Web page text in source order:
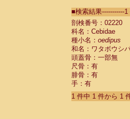
Cebidae
Cebidae
Cebidae
Cebidae
Cebidae
Cebidae
Cebidae
Cebidae
Cebidae
Cebidae
■検索結果-----------
剖検番号：02220
科名：Cebidae
種小名： oedipus
和名：ワタボウシ
頭蓋骨：一部無
尺骨：有
腓骨：有
手：有
1 件中 1 件から 1